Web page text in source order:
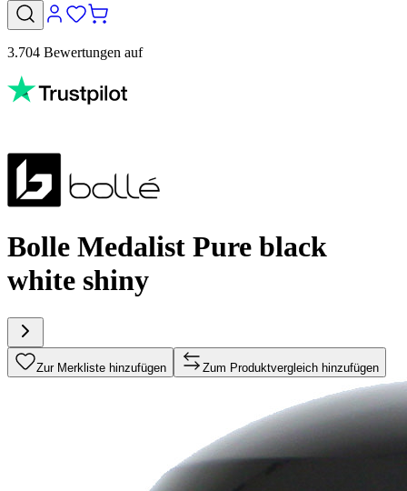
3.704 Bewertungen auf
Bolle Medalist Pure black
white shiny
Zur Merkliste hinzufügen Zum Produktvergleich hinzufügen